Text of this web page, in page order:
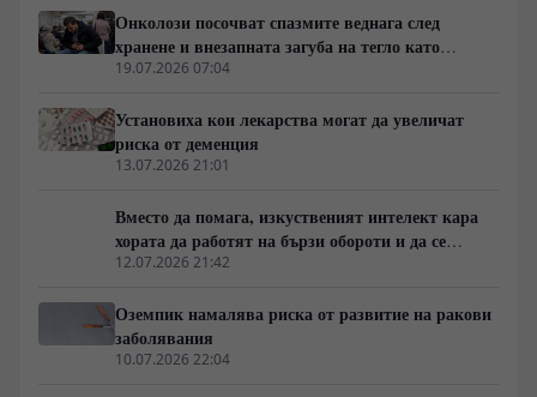
затлъстяването, диабета тип 2 и срива в
работоспособността на населението, което натоварва
публичните финансови системи. В този контекст,
сблъсква с индустриален натиск, където пазарният
дял на рафинираните въглехидрати е защитен от
мащабни субсидии и агресивен маркетинг.
Онколози посочват спазмите веднага след
хранене и внезапната загуба на тегло като
основни клинични сигнали за туморни процеси
19.07.2026 07:04
Установиха кои лекарства могат да увеличат
риска от деменция
13.07.2026 21:01
Вместо да помага, изкуственият интелект кара
хората да работят на бързи обороти и да се
скапват от умора
12.07.2026 21:42
Оземпик намалява риска от развитие на ракови
заболявания
10.07.2026 22:04